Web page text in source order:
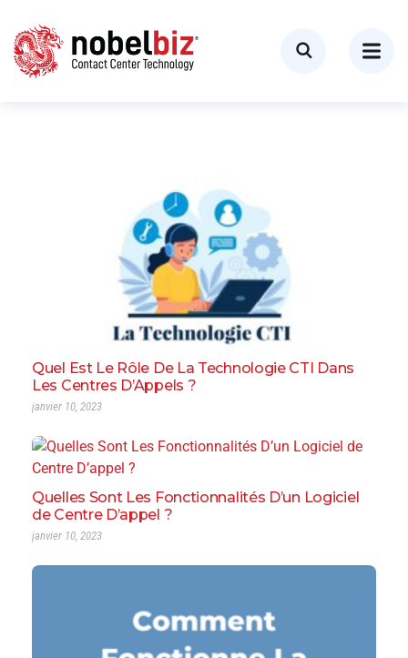
Quel Est Le Rôle De La Technologie CTI Dans
Les Centres D’Appels ?
janvier 10, 2023
Quelles Sont Les Fonctionnalités D’un Logiciel
de Centre D’appel ?
janvier 10, 2023